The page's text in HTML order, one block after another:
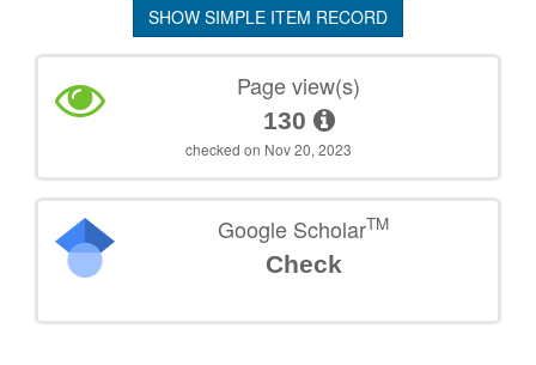
SHOW SIMPLE ITEM RECORD
Page view(s)
130
checked on Nov 20, 2023
Google ScholarTM
Check